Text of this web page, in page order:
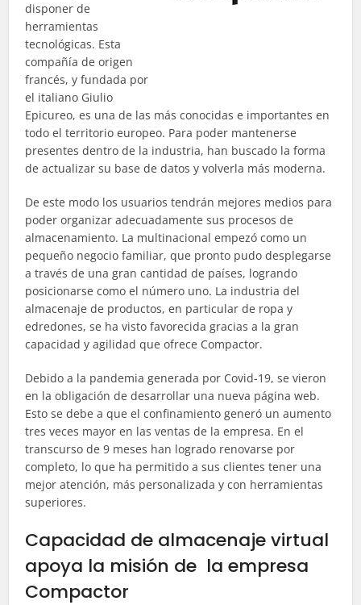
disponer de
herramientas
tecnológicas. Esta
compañía de origen
francés, y fundada por
el italiano Giulio
Epicureo, es una de las más conocidas e importantes en
todo el territorio europeo. Para poder mantenerse
presentes dentro de la industria, han buscado la forma
de actualizar su base de datos y volverla más moderna.
De este modo los usuarios tendrán mejores medios para
poder organizar adecuadamente sus procesos de
almacenamiento. La multinacional empezó como un
pequeño negocio familiar, que pronto pudo desplegarse
a través de una gran cantidad de países, logrando
posicionarse como el número uno. La industria del
almacenaje de productos, en particular de ropa y
edredones, se ha visto favorecida gracias a la gran
capacidad y agilidad que ofrece Compactor.
Debido a la pandemia generada por Covid-19, se vieron
en la obligación de desarrollar una nueva página web.
Esto se debe a que el confinamiento generó un aumento
tres veces mayor en las ventas de la empresa. En el
transcurso de 9 meses han logrado renovarse por
completo, lo que ha permitido a sus clientes tener una
mejor atención, más personalizada y con herramientas
superiores.
Capacidad de almacenaje virtual
apoya la misión de la empresa
Compactor